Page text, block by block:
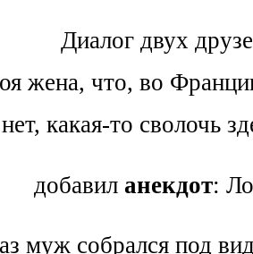
Диалог двух
жена, что, во
какая-то сволочь
добавил анекдот:
муж собрался под